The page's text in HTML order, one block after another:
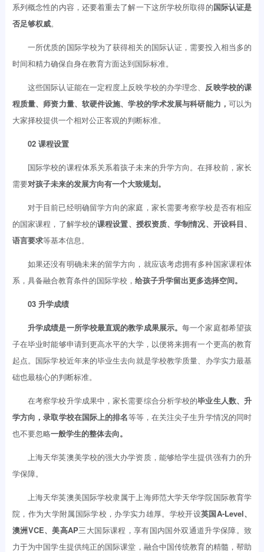
系列概念性的内容，还要着重去了解一下这所学校所取得的国际认证是
否足够权威。
一所优质的国际学校为了获得相关的国际认证，需要投入相当多的
时间和精力确保自身在教育方面达到国际标准。
这些国际认证能在一定程度上反映学校的办学理念、 反映学校的课
程质量、师资力量、软硬件设施、学校的学术发展与科研能力， 可以为
大家择校提供一个相对公正客观的判断标准。
02 课程设置
国际学校的课程体系关系着孩子未来的升学方向。在择校前，家长
需要对孩子未来的发展方向有一个大致规划。
对于目前已经明确留学方向的家庭，家长需要考察学校是否有相应
的国家课程，了解学校的课程设置、授权资质、学制情况、开设科目、
语言要求等基本信息。
如果还没有明确未来的留学方向，就应该考虑拥有多种国家课程体
系，具备融合教育条件的国际学校， 给孩子升学留出更多选择空间。
03 升学成绩
升学成绩是一所学校最直观的教学成果展示。每一个家庭都希望孩
子在毕业时能够申请到更高水平的大学，以便将来拥有一个更高的教育
起点。国际学校近年来的毕业生去向就是学校教学质量、办学实力最基
础也最核心的判断标准。
在考察学校升学成果中，家长需要综合分析学校的毕业生人数、升
学方向，录取学校在国际上的排名等等，在关注尖子生升学情况的同时
也不要忽略一般学生的整体去向。
上海天华英澳美学校的强大办学资质，能够给学生提供强有力的升
学保障。
上海天华英澳美国际学校隶属于上海师范大学天华学院国际教育学
院，作为大学附属国际学校，办学实力雄厚。学校开设英国A-Level、
澳洲VCE、美高AP三大国际课程，享有国内国外双通道升学保障。致
力于为中国学生提供纯正的国际课堂，融合中国传统教育的精髓，帮助